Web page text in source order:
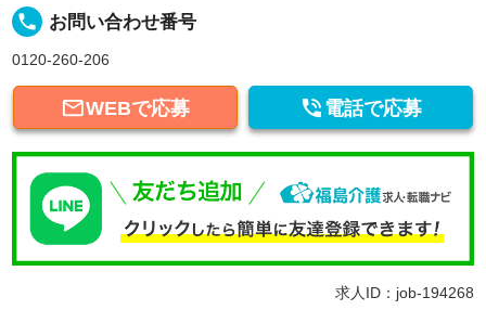
local_phone お問い合わせ番号
0120-260-206
WEBで応募  電話で応募
求人ID：job-194268